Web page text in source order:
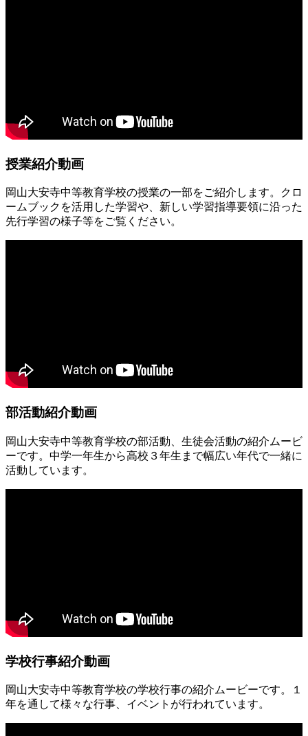
授業紹介動画
岡山大安寺中等教育学校の授業の一部をご紹介します。クロ
ームブックを活用した学習や、新しい学習指導要領に沿った
先行学習の様子等をご覧ください。
部活動紹介動画
岡山大安寺中等教育学校の部活動、生徒会活動の紹介ムービ
ーです。中学一年生から高校３年生まで幅広い年代で一緒に
活動しています。
学校行事紹介動画
岡山大安寺中等教育学校の学校行事の紹介ムービーです。１
年を通して様々な行事、イベントが行われています。